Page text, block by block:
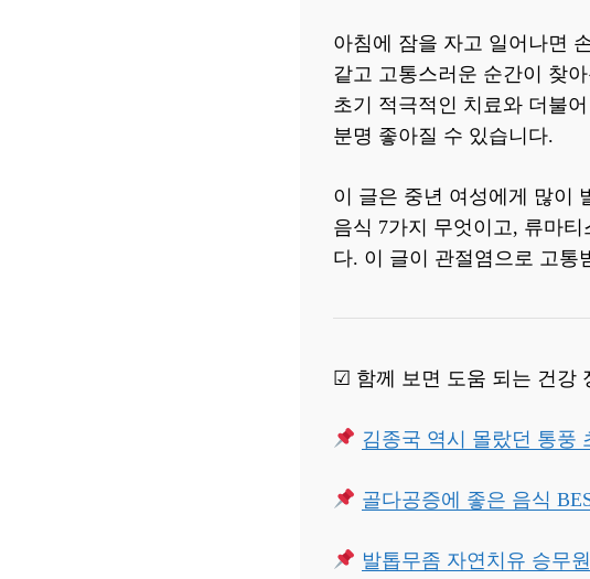
아침에 잠을 자고 일어나면
같고 고통스러운 순간이 찾
초기 적극적인 치료와 더불
분명 좋아질 수 있습니다.
이 글은 중년 여성에게 많이
음식 7가지 무엇이고, 류마
다. 이 글이 관절염으로 고통
☑ 함께 보면 도움 되는 건강
김종국 역시 몰랐던 통풍
골다공증에 좋은 음식
발톱무좀 자연치유 승무